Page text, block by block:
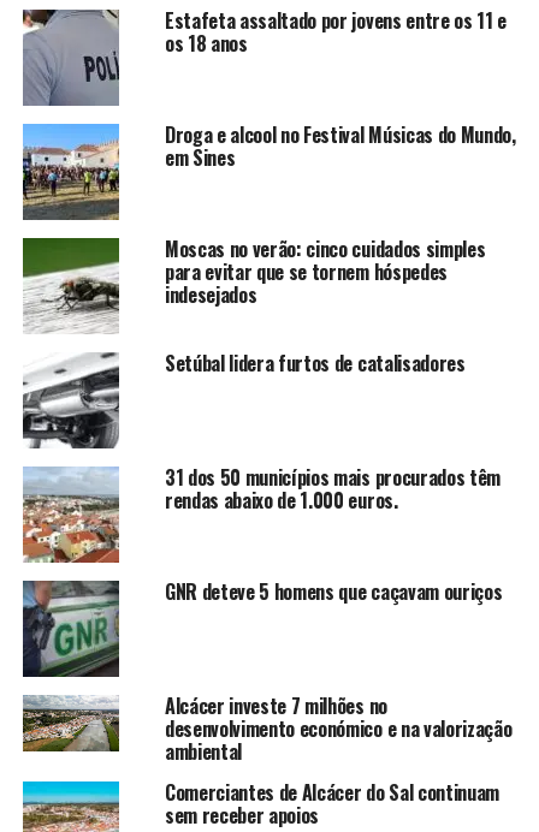
Estafeta assaltado por jovens entre os 11 e
os 18 anos
Droga e alcool no Festival Músicas do Mundo,
em Sines
Moscas no verão: cinco cuidados simples
para evitar que se tornem hóspedes
indesejados
Setúbal lidera furtos de catalisadores
31 dos 50 municípios mais procurados têm
rendas abaixo de 1.000 euros.
GNR deteve 5 homens que caçavam ouriços
Alcácer investe 7 milhões no
desenvolvimento económico e na valorização
ambiental
Comerciantes de Alcácer do Sal continuam
sem receber apoios